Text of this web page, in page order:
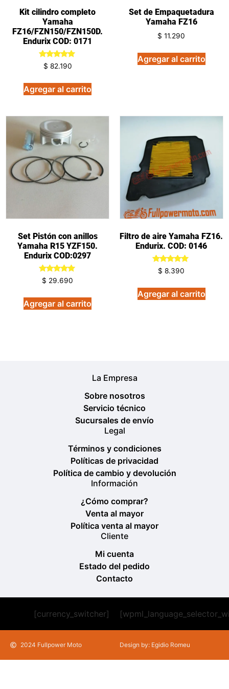
Kit cilindro completo
Yamaha
FZ16/FZN150/FZN150D.
Endurix COD: 0171
Valorado
en
de 5
$ 82.190
Agregar al carrito
Set de Empaquetadura
Yamaha FZ16
$ 11.290
Agregar al carrito
Set Pistón con anillos
Yamaha R15 YZF150.
Endurix COD:0297
Valorado
en
de 5
$ 29.690
Agregar al carrito
Filtro de aire Yamaha FZ16.
Endurix. COD: 0146
Valorado
en
de 5
$ 8.390
Agregar al carrito
La Empresa
Sobre nosotros
Servicio técnico
Sucursales de envío
Legal
Términos y condiciones
Políticas de privacidad
Política de cambio y devolución
Información
¿Cómo comprar?
Venta al mayor
Política venta al mayor
Cliente
Mi cuenta
Estado del pedido
Contacto
[currency_switcher]
2024 Fullpower Moto Design by: Egidio Romeu